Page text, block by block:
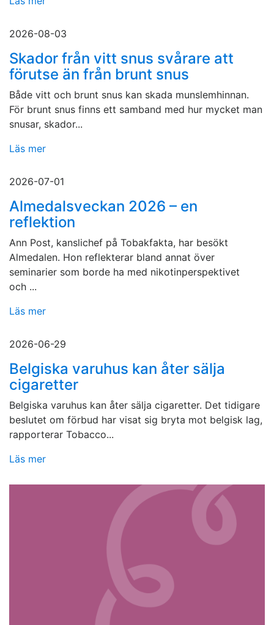
2026-08-03
Skador från vitt snus svårare att
förutse än från brunt snus
Både vitt och brunt snus kan skada munslemhinnan.
För brunt snus finns ett samband med hur mycket man
snusar, skador...
Läs mer
2026-07-01
Almedalsveckan 2026 – en
reflektion
Ann Post, kanslichef på Tobakfakta, har besökt
Almedalen. Hon reflekterar bland annat över
seminarier som borde ha med nikotinperspektivet
och ...
Läs mer
2026-06-29
Belgiska varuhus kan åter sälja
cigaretter
Belgiska varuhus kan åter sälja cigaretter. Det tidigare
beslutet om förbud har visat sig bryta mot belgisk lag,
rapporterar Tobacco...
Läs mer